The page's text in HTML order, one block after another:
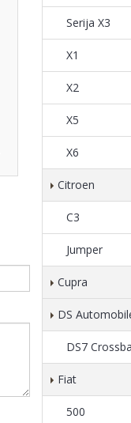
Serija X3
X1
X2
X5
X6
Citroen
C3
Jumper
Cupra
DS
DS7
Fiat
500